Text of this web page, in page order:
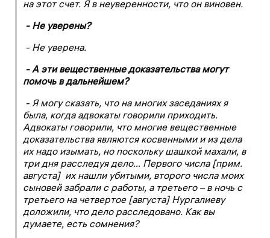
на этот счет. Я в неуверенности, что он виновен.
- Не уверены?
- Не уверена.
- А эти вещественные доказательства могут
помочь в дальнейшем?
- Я могу сказать, что на многих заседаниях я
была, когда адвокаты говорили приходить.
Адвокаты говорили, что многие вещественные
доказательства являются косвенными и из дела
их надо изымать, но поскольку шашкой махали, в
три дня расследуя дело… Первого числа [прим.
августа] их нашли убитыми, второго числа моих
сыновей забрали с работы, а третьего – в ночь с
третьего на четвертое [августа] Нургалиеву
доложили, что дело расследовано. Как вы
думаете, есть сомнения?